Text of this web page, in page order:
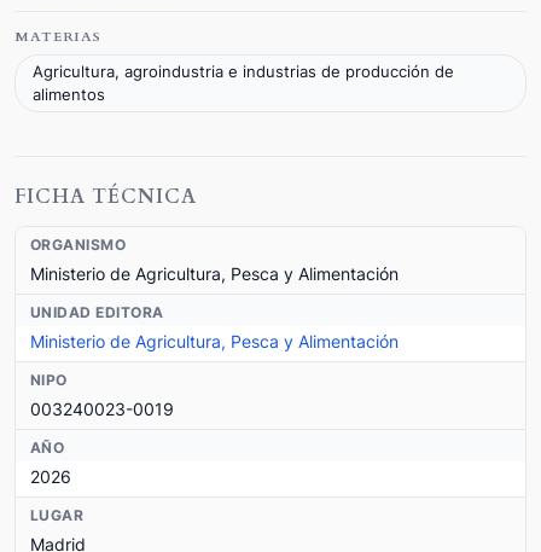
MATERIAS
Agricultura, agroindustria e industrias de producción de
alimentos
FICHA TÉCNICA
ORGANISMO
Ministerio de Agricultura, Pesca y Alimentación
UNIDAD EDITORA
Ministerio de Agricultura, Pesca y Alimentación
NIPO
003240023-0019
AÑO
2026
LUGAR
Madrid